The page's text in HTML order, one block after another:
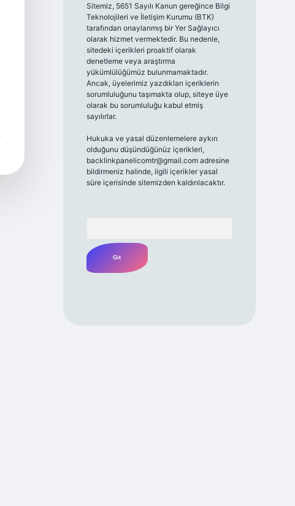
Sitemiz, 5651 Sayılı Kanun gereğince Bilgi
Teknolojileri ve İletişim Kurumu (BTK)
tarafından onaylanmış bir Yer Sağlayıcı
olarak hizmet vermektedir. Bu nedenle,
sitedeki içerikleri proaktif olarak
denetleme veya araştırma
yükümlülüğümüz bulunmamaktadır.
Ancak, üyelerimiz yazdıkları içeriklerin
sorumluluğunu taşımakta olup, siteye üye
olarak bu sorumluluğu kabul etmiş
sayılırlar.
Hukuka ve yasal düzenlemelere aykırı
olduğunu düşündüğünüz içerikleri,
backlinkpanelicomtr@gmail.comadresine
bildirmeniz halinde, ilgili içerikler yasal
süre içerisinde sitemizden kaldırılacaktır.